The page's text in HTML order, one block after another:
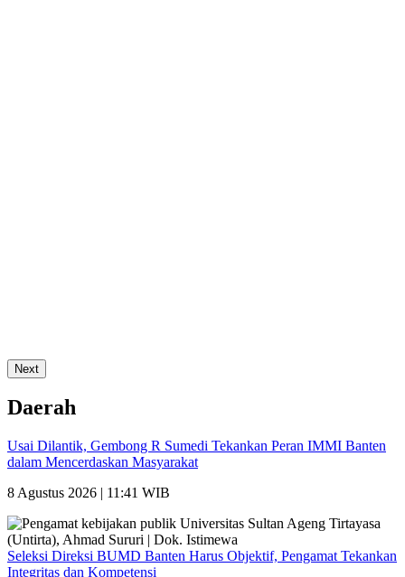
Next
Daerah
Usai Dilantik, Gembong R Sumedi Tekankan Peran IMMI Banten
dalam Mencerdaskan Masyarakat
8 Agustus 2026 | 11:41 WIB
Seleksi Direksi BUMD Banten Harus Objektif, Pengamat Tekankan
Integritas dan Kompetensi